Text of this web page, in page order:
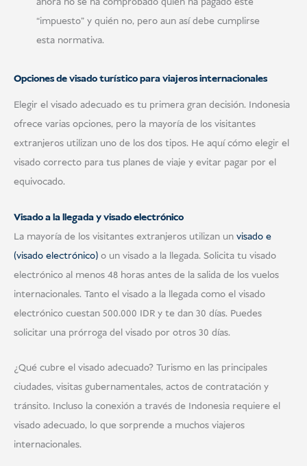
“impuesto” y quién no, pero aun así debe cumplirse
esta normativa.
Opciones de visado turístico para viajeros internacionales
Elegir el visado adecuado es tu primera gran decisión. Indonesia
ofrece varias opciones, pero la mayoría de los visitantes
extranjeros utilizan uno de los dos tipos. He aquí cómo elegir el
visado correcto para tus planes de viaje y evitar pagar por el
equivocado.
Visado a la llegada y visado electrónico
La mayoría de los visitantes extranjeros utilizan un visado e
(visado electrónico) o un visado a la llegada. Solicita tu visado
electrónico al menos 48 horas antes de la salida de los vuelos
internacionales. Tanto el visado a la llegada como el visado
electrónico cuestan 500.000 IDR y te dan 30 días. Puedes
solicitar una prórroga del visado por otros 30 días.
¿Qué cubre el visado adecuado? Turismo en las principales
ciudades, visitas gubernamentales, actos de contratación y
tránsito. Incluso la conexión a través de Indonesia requiere el
visado adecuado, lo que sorprende a muchos viajeros
internacionales.